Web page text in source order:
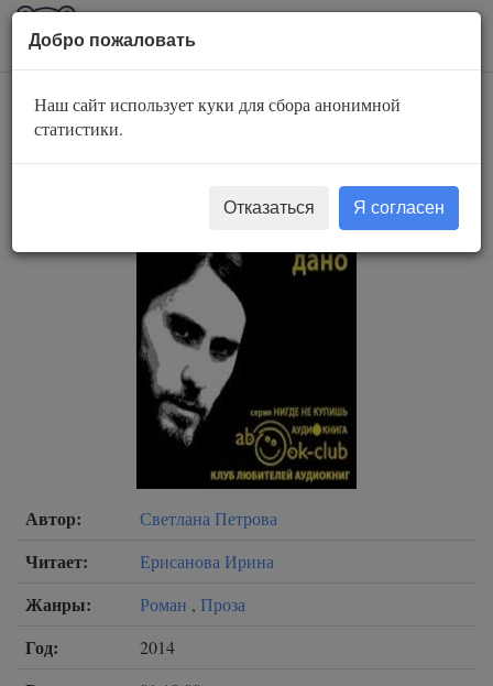
AuBook.org
Третьего не дано
Автор: Светлана Петрова
Читает: Ерисанова Ирина
Жанры: Роман , Проза
Год: 2014
Добро пожаловать
Наш сайт использует куки для сбора анонимной
статистики.
Отказаться Я согласен